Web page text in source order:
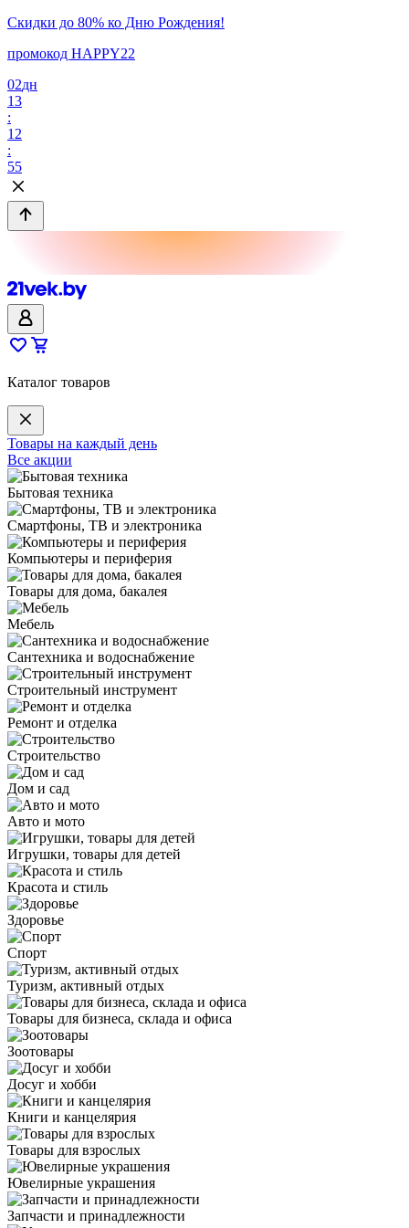
Скидки до 80% ко Дню Рождения!
промокод HAPPY22
02дн
13
:
12
:
55
Каталог товаров
Товары на каждый день
Все акции
Бытовая техника
Смартфоны, ТВ и электроника
Компьютеры и периферия
Товары для дома, бакалея
Мебель
Сантехника и водоснабжение
Строительный инструмент
Ремонт и отделка
Строительство
Дом и сад
Авто и мото
Игрушки, товары для детей
Красота и стиль
Здоровье
Спорт
Туризм, активный отдых
Товары для бизнеса, склада и офиса
Зоотовары
Досуг и хобби
Книги и канцелярия
Товары для взрослых
Ювелирные украшения
Запчасти и принадлежности